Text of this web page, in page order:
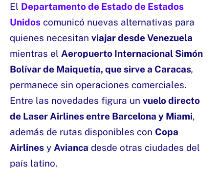
El Departamento de Estado de Estados
Unidos comunicó nuevas alternativas para
quienes necesitan viajar desde Venezuela
mientras el Aeropuerto Internacional Simón
Bolívar de Maiquetía, que sirve a Caracas,
permanece sin operaciones comerciales.
Entre las novedades figura un vuelo directo
de Laser Airlines entre Barcelona y Miami,
además de rutas disponibles con Copa
Airlines y Avianca desde otras ciudades del
país latino.